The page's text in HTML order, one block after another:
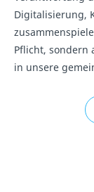
Digitalisierung,
Pflicht, sondern
in unsere